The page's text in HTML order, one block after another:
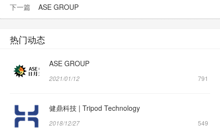
下一篇 ASE GROUP
热门动态
ASE GROUP
2021/01/12 791
健鼎科技 | Tripod Technology
2018/12/27 549